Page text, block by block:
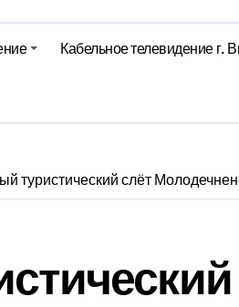
местное – 07 08 20
Кабельное телевидение г.
туристический слёт